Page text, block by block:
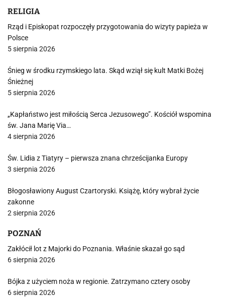
RELIGIA
Rząd i Episkopat rozpoczęły przygotowania do wizyty papieża w
Polsce
5 sierpnia 2026
Śnieg w środku rzymskiego lata. Skąd wziął się kult Matki Bożej
Śnieżnej
5 sierpnia 2026
„Kapłaństwo jest miłością Serca Jezusowego”. Kościół wspomina
św. Jana Marię Via…
4 sierpnia 2026
Św. Lidia z Tiatyry – pierwsza znana chrześcijanka Europy
3 sierpnia 2026
Błogosławiony August Czartoryski. Książę, który wybrał życie
zakonne
2 sierpnia 2026
POZNAŃ
Zakłócił lot z Majorki do Poznania. Właśnie skazał go sąd
6 sierpnia 2026
Bójka z użyciem noża w regionie. Zatrzymano cztery osoby
6 sierpnia 2026